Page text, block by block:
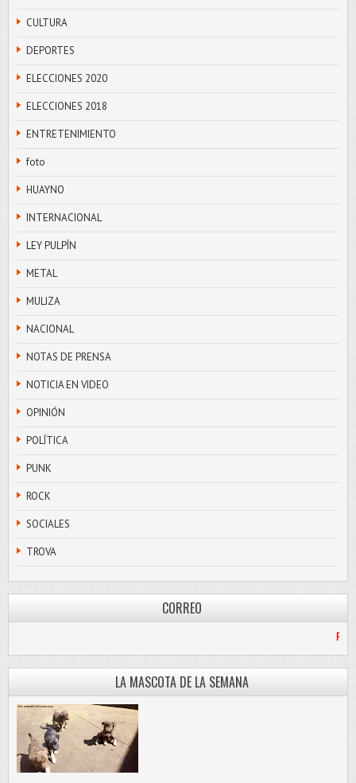
CULTURA
DEPORTES
ELECCIONES 2020
ELECCIONES 2018
ENTRETENIMIENTO
foto
HUAYNO
INTERNACIONAL
LEY PULPÍN
METAL
MULIZA
NACIONAL
NOTAS DE PRENSA
NOTICIA EN VIDEO
OPINIÓN
POLÍTICA
PUNK
ROCK
SOCIALES
TROVA
CORREO
LA MASCOTA DE LA SEMANA